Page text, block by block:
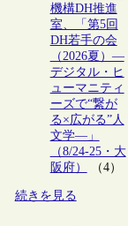
機構DH推進
室、「第5回
DH若手の会
（2026夏）―
デジタル・ヒ
ューマニティ
ーズで“繋が
る×広がる”人
文学―」
（8/24-25・大
阪府）
（4）
続きを見る